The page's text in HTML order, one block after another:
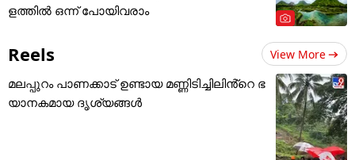
ളത്തിൽ ഒന്ന് പോയിവരാം
Reels View More
മലപ്പുറം പാണക്കാട് ഉണ്ടായ മണ്ണിടിച്ചിലിൻ്റെ ഭ
യാനകമായ ദൃശ്യങ്ങൾ